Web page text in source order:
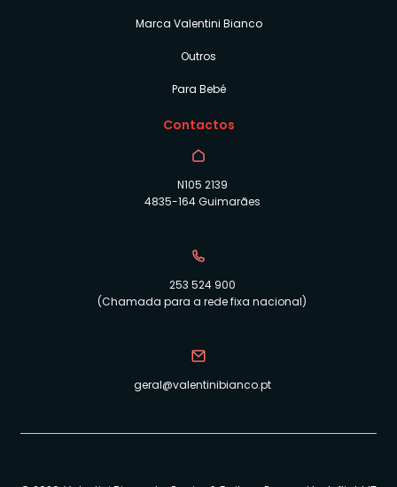
Marca Valentini Bianco
Outros
Para Bebé
Contactos
N105 2139
4835-164 Guimarães
253 524 900
(Chamada para a rede fixa nacional)
geral@valentinibianco.pt